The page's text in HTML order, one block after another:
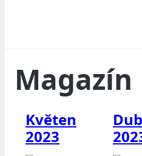
Květen
2023